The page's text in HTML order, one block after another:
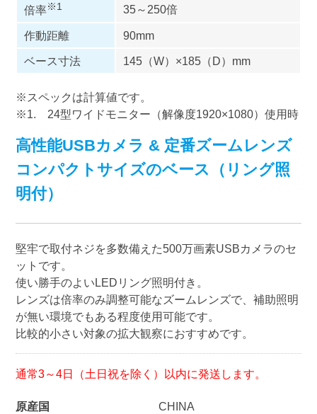
倍率※1 35～250倍
作動距離
90mm
ベース寸法
145（W）×185（D）mm
※スペックは計算値です。
※1. 24型ワイドモニター（解像度1920×1080）使用時
高性能USBカメラ & 定番ズームレンズ
コンパクトサイズのベース（リング照
明付）
堅牢で取付ネジを多数備えた500万画素USBカメラのセ
ットです。
使い勝手のよいLEDリング照明付き。
レンズは倍率のみ調整可能なズームレンズで、補助照明
が無い環境でもある程度使用可能です。
比較的小さい対象の拡大観察におすすめです。
通常3～4日（土日祝を除く）以内に発送します。
原産国 CHINA